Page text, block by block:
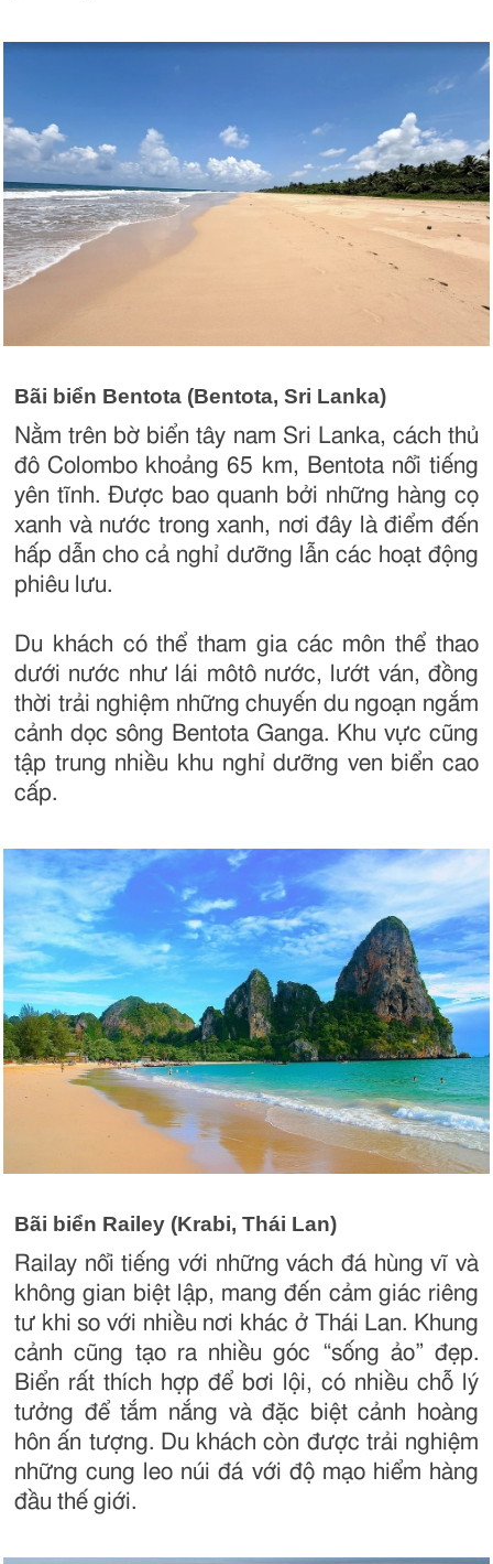
Bãi biển Bentota (Bentota, Sri Lanka)
Nằm trên bờ biển tây nam Sri Lanka, cách thủ
đô Colombo khoảng 65 km, Bentota nổi tiếng
yên tĩnh. Được bao quanh bởi những hàng cọ
xanh và nước trong xanh, nơi đây là điểm đến
hấp dẫn cho cả nghỉ dưỡng lẫn các hoạt động
phiêu lưu.
Du khách có thể tham gia các môn thể thao
dưới nước như lái môtô nước, lướt ván, đồng
thời trải nghiệm những chuyến du ngoạn ngắm
cảnh dọc sông Bentota Ganga. Khu vực cũng
tập trung nhiều khu nghỉ dưỡng ven biển cao
cấp.
Bãi biển Railey (Krabi, Thái Lan)
Railay nổi tiếng với những vách đá hùng vĩ và
không gian biệt lập, mang đến cảm giác riêng
tư khi so với nhiều nơi khác ở Thái Lan. Khung
cảnh cũng tạo ra nhiều góc “sống ảo” đẹp.
Biển rất thích hợp để bơi lội, có nhiều chỗ lý
tưởng để tắm nắng và đặc biệt cảnh hoàng
hôn ấn tượng. Du khách còn được trải nghiệm
những cung leo núi đá với độ mạo hiểm hàng
đầu thế giới.